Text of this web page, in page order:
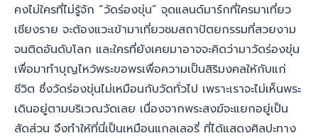
คงไม่ใครที่ไม่รู้จัก “วัดร่องขุ่น” จุดแลนด์มาร์กที่ใครมาเที่ยว
เชียงราย จะต้องแวะเข้ามาเที่ยวชมสถาปัตยกรรมที่สวยงาม
จนติดอันดับโลก และใครที่ยังเคยมาอาจจะคิดว่ามาวัดร่องขุ่น
เพื่อมาทำบุญไหว้พระขอพรเพื่อความเป็นสิริมงคลให้กับแก่
ชีวิต ซึ่งวัดร่องขุ่นไม่เหมือนกับวัดทั่วไป เพราะเราจะไม่เห็นพระ
เดินอยู่ตามบริเวณวัดเลย เนื่องจากพระสงฆ์จะแยกอยู่เป็น
สัดส่วน จึงทำให้ที่นี่เป็นเหมือนแกลเลอรี่ ที่ได้แสดงศิลปะทาง